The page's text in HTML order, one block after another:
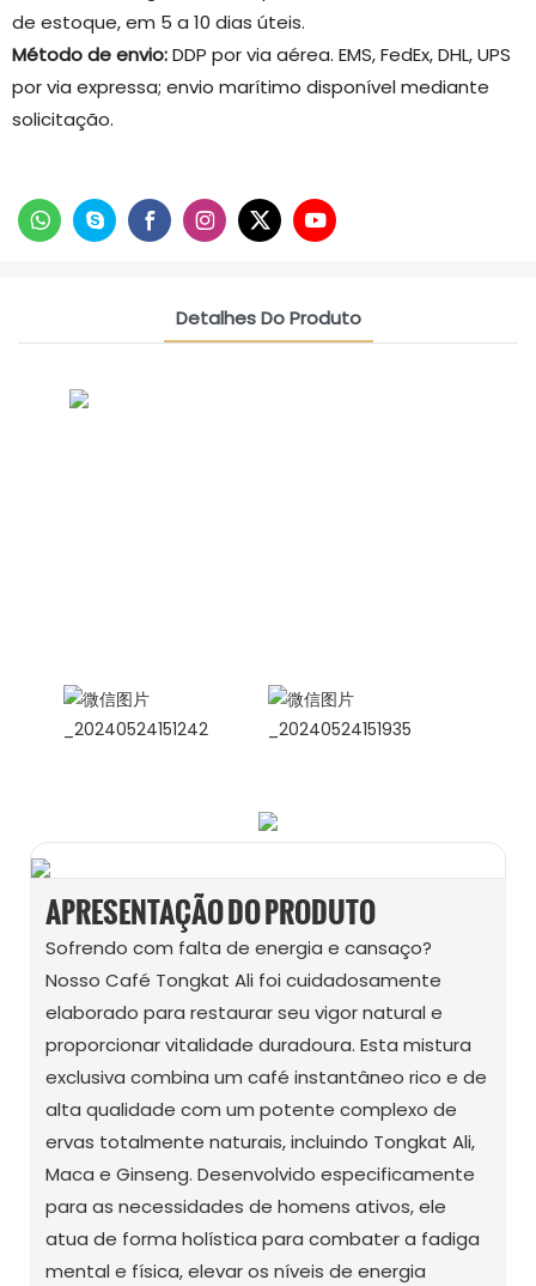
de estoque, em 5 a 10 dias úteis.
Método de envio:DDP por via aérea. EMS, FedEx, DHL, UPS
por via expressa; envio marítimo disponível mediante
solicitação.
Detalhes Do Produto
APRESENTAÇÃO DO PRODUTO
Sofrendo com falta de energia e cansaço?
Nosso Café Tongkat Ali foi cuidadosamente
elaborado para restaurar seu vigor natural e
proporcionar vitalidade duradoura. Esta mistura
exclusiva combina um café instantâneo rico e de
alta qualidade com um potente complexo de
ervas totalmente naturais, incluindo Tongkat Ali,
Maca e Ginseng. Desenvolvido especificamente
para as necessidades de homens ativos, ele
atua de forma holística para combater a fadiga
mental e física, elevar os níveis de energia